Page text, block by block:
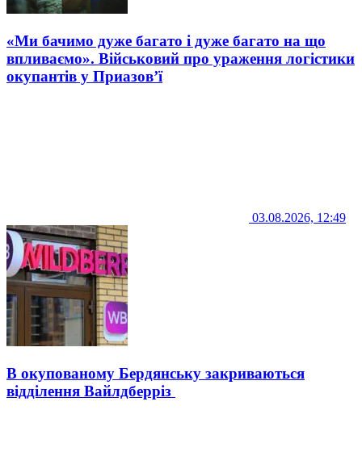
«Ми бачимо дуже багато і дуже багато на що
впливаємо». Військовий про ураження логістики
окупантів у Приазов’ї
03.08.2026, 12:49
В окупованому Бердянську закриваються
відділення Вайлдберріз